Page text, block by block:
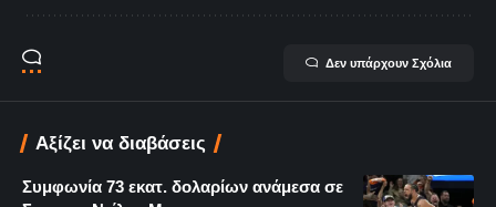
Δεν υπάρχουν Σχόλια
Αξίζει να διαβάσεις
Συμφωνία 73 εκατ. δολαρίων ανάμεσα σε